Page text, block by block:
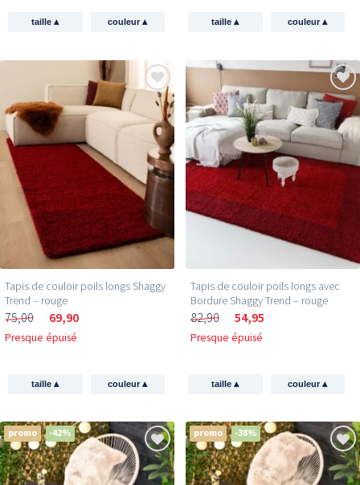
taille▴ couleur▴ taille▴ couleur▴
Tapis de couloir poils longs Shaggy
Trend – rouge
75,00 69,90
Presque épuisé
taille▴ couleur▴
Tapis de couloir poils longs avec
Bordure Shaggy Trend – rouge
82,90 54,95
Presque épuisé
taille▴ couleur▴
promo -42% promo -38%